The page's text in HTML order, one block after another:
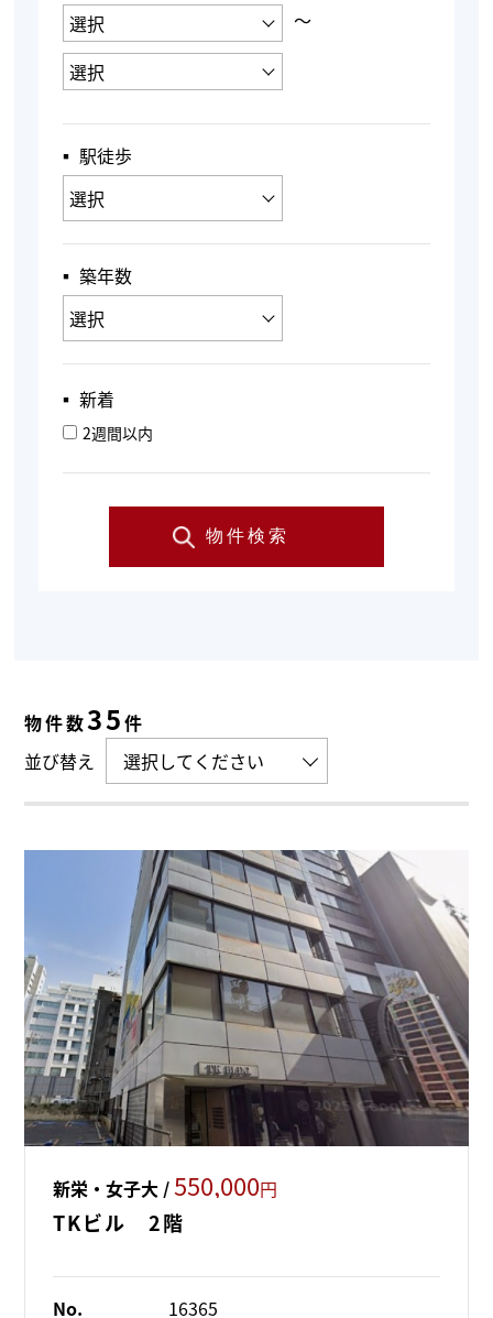
〜
▪︎ 駅徒歩
▪︎ 築年数
▪︎ 新着
2週間以内
物件検索
物件数35件
並び替え
新栄・女子大 /550,000円
TKビル 2階
No. 16365